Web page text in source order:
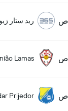
ريد ستار
Lamas
Prijedor